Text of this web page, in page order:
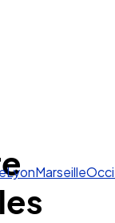
LyonMarseille